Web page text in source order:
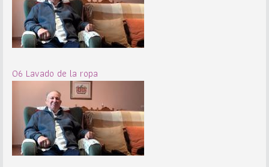
06 Lavado de la ropa